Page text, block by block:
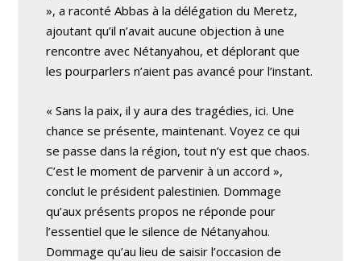
», a raconté Abbas à la délégation du Meretz,
ajoutant qu’il n’avait aucune objection à une
rencontre avec Nétanyahou, et déplorant que
les pourparlers n’aient pas avancé pour l’instant.
« Sans la paix, il y aura des tragédies, ici. Une
chance se présente, maintenant. Voyez ce qui
se passe dans la région, tout n’y est que chaos.
C’est le moment de parvenir à un accord »,
conclut le président palestinien. Dommage
qu’aux présents propos ne réponde pour
l’essentiel que le silence de Nétanyahou.
Dommage qu’au lieu de saisir l’occasion de